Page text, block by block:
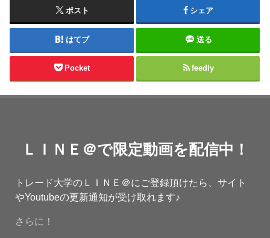
ポスト シェア
はてブ 送る
Pocket feedly
ＬＩＮＥ＠で限定動画を配信中！
トレード大学のＬＩＮＥ＠にご登録頂けたら、サイト
やYoutubeの更新通知が受け取れます♪
さらに！